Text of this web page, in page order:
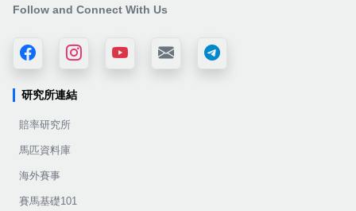
Follow and Connect With Us
研究所連結
賠率研究所
馬匹資料庫
海外賽事
賽馬基礎101